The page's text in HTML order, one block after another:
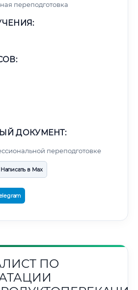
переподготовка
ДОКУМЕНТ:
переподготовке
Написать в Max
ПО